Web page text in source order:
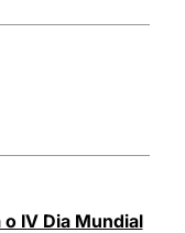
IV Dia Mundial